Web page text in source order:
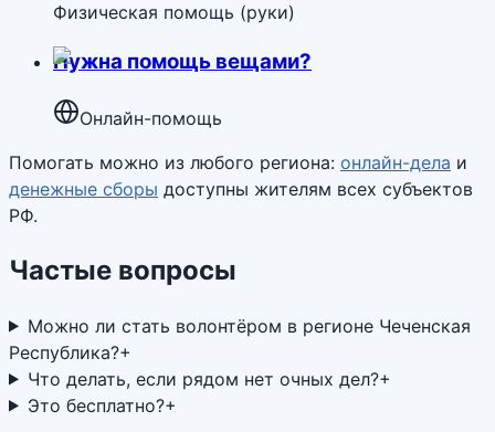
Физическая помощь (руки)
Нужна помощь вещами?
Онлайн-помощь
Помогать можно из любого региона: онлайн-дела и
денежные сборы доступны жителям всех субъектов
РФ.
Частые вопросы
Можно ли стать волонтёром в регионе Чеченская
Республика?+
Что делать, если рядом нет очных дел?+
Это бесплатно?+